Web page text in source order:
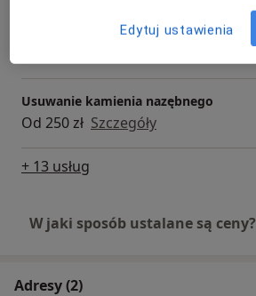
Usuwanie zębów
Usuwanie kamienia nazębnego
Od 250 zł Szczegóły
+ 13 usług
W jaki sposób ustalane są ceny?
Adresy (2)
Edytuj ustawienia